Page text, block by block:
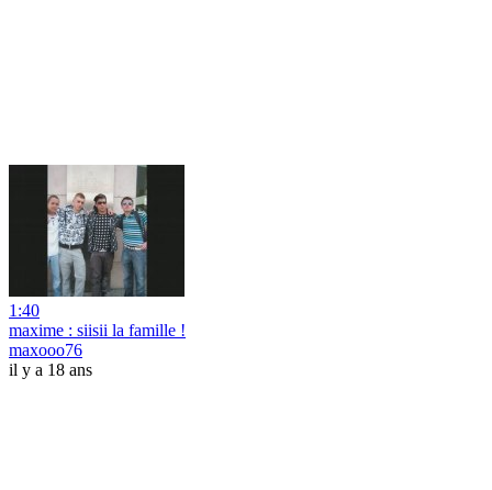
1:40
maxime : siisii la famille !
maxooo76
il y a 18 ans